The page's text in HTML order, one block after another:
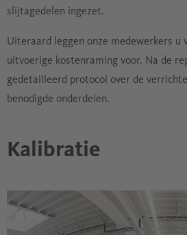
slijtagedelen ingezet.
Uiteraard leggen onze medewerkers u
uitvoerige kostenraming voor. Na de
gedetailleerd protocol over de
benodigde onderdelen.
Kalibratie